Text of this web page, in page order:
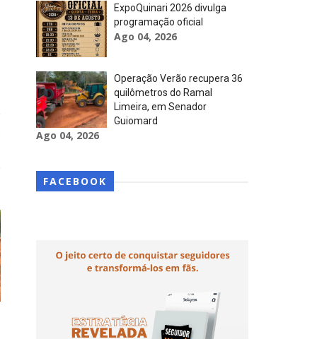
ExpoQuinari 2026 divulga
programação oficial
Ago 04, 2026
Operação Verão recupera 36
quilômetros do Ramal
Limeira, em Senador
Guiomard
Ago 04, 2026
FACEBOOK